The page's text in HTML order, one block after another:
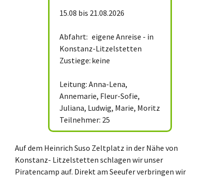
15.08 bis 21.08.2026
Abfahrt: eigene Anreise - in
Konstanz-Litzelstetten
Zustiege: keine
Leitung: Anna-Lena,
Annemarie, Fleur-Sofie,
Juliana, Ludwig, Marie, Moritz
Teilnehmer: 25
Auf dem Heinrich Suso Zeltplatz in der Nähe von
Konstanz- Litzelstetten schlagen wir unser
Piratencamp auf. Direkt am Seeufer verbringen wir